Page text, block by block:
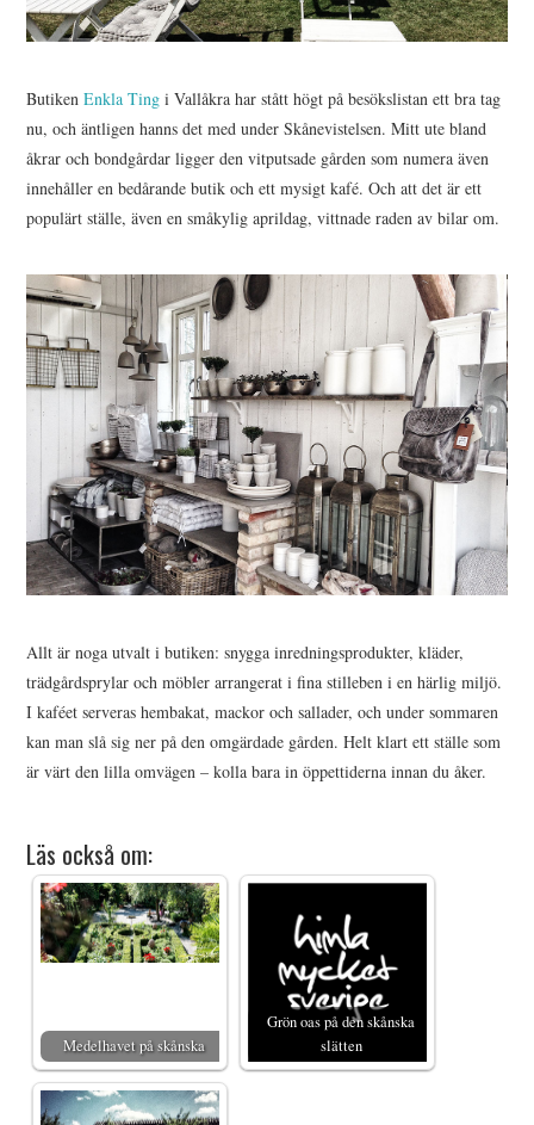
ButikenEnkla Ting i Vallåkra har stått högt på besökslistan ett bra tag
nu, och äntligen hanns det med under Skånevistelsen. Mitt ute bland
åkrar och bondgårdar ligger den vitputsade gården som numera även
innehåller en bedårande butik och ett mysigt kafé. Och att det är ett
populärt ställe, även en småkylig aprildag, vittnade raden av bilar om.
Allt är noga utvalt i butiken: snygga inredningsprodukter, kläder,
trädgårdsprylar och möbler arrangerat i fina stilleben i en härlig miljö.
I kaféet serveras hembakat, mackor och sallader, och under sommaren
kan man slå sig ner på den omgärdade gården. Helt klart ett ställe som
är värt den lilla omvägen – kolla bara in öppettiderna innan du åker.
Läs också om:
Medelhavet på skånska
Grön oas på den skånska
slätten